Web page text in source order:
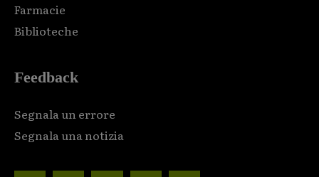
Farmacie
Biblioteche
Feedback
Segnala un errore
Segnala una notizia